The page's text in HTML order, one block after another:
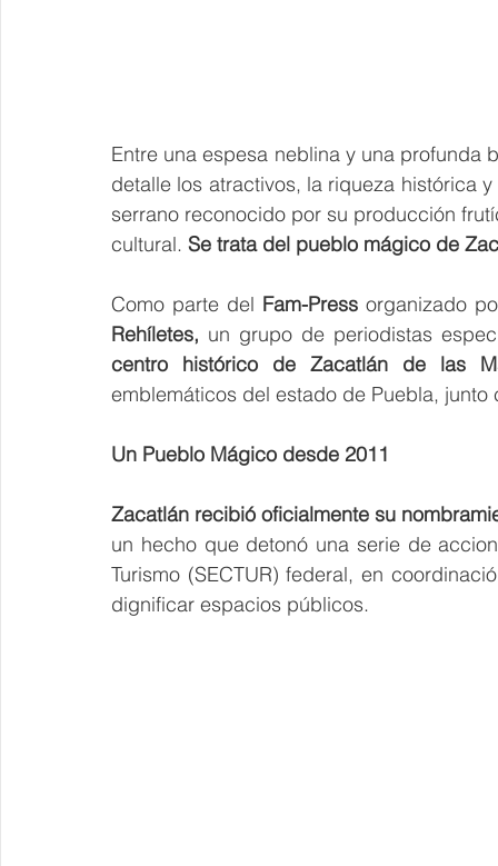
Entre una espesa neblina y una profunda
detalle los atractivos, la riqueza histórica
serrano reconocido por su producción
cultural. Se trata del pueblo mágico de
Como parte del Fam-Press organizado
Rehíletes, un grupo de periodistas
centro histórico de Zacatlán de las
emblemáticos del estado de Puebla, junto
Un Pueblo Mágico desde 2011
Zacatlán recibió oficialmente su
un hecho que detonó una serie de
Turismo (SECTUR) federal, en
dignificar espacios públicos.